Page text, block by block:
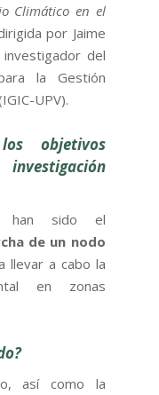
Climático en el
por Jaime
del
la Gestión
UPV).
objetivos
han sido el
de un nodo
llevar a cabo la
en zonas
así como la